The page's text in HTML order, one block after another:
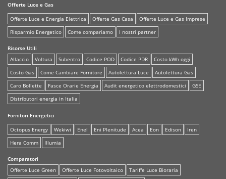
Offerte Luce e Gas
Offerte Luce e Energia Elettrica
Offerte Gas Casa
Offerte Luce e Gas Imprese
Risparmio Energetico
Come compariamo I nostri partner
Risorse Utili
Allaccio
Voltura Subentro Codice POD Codice PDR
Costo kWh oggi
Costo Gas
Come Cambiare Fornitore Autolettura Luce
Autolettura Gas
Caro Bollette
Fasce Orarie Energia Audit energetico elettrodomestici
GSE
Distributori energia in Italia
Fornitori Energetici
Octopus Energy
Wekiwi Enel Eni Plenitude Acea Eon Edison
Iren
Hera Comm
Illumia
Comparatori
Offerte Luce Green
Offerte Luce Fotovoltaico
Tariffe Luce Bioraria